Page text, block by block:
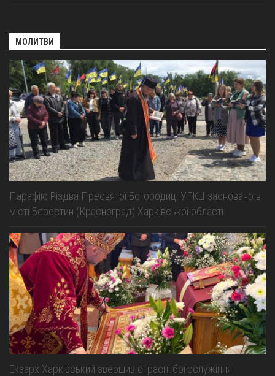
МОЛИТВИ
Парафію Різдва Пресвятої Богородиці УГКЦ засновано в
місті Берестин (Красноград) Харківської області
Екзарх Харківський звершив страсні богослужіння